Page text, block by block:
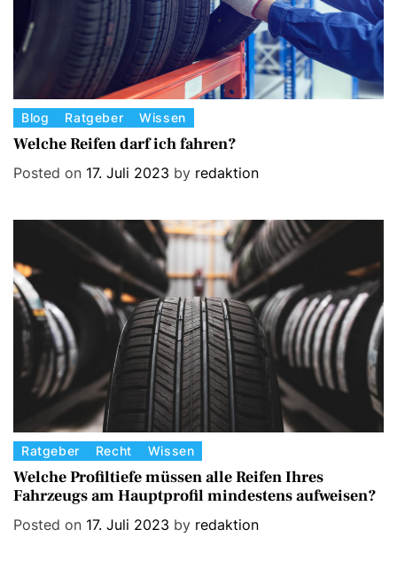
C
a
i
e
Blog Ratgeber Wissen
Welche Reifen darf ich fahren?
Posted on 17. Juli 2023 by redaktion
C
a
t
e
Ratgeber Recht Wissen
Welche Profiltiefe müssen alle Reifen Ihres
Fahrzeugs am Hauptprofil mindestens aufweisen?
Posted on 17. Juli 2023 by redaktion